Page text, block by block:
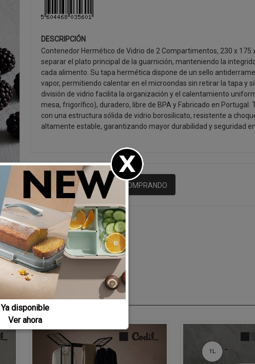
DESCRIPCIÓN
Contenedor Hermético de Vidrio de 2 Compartimentos, 230 x 175
separar el plato principal de la guarnición, manteniendo la
cada alimento. Su tapa hermética dispone de un sello
vapor, permitiendo calentar en el microondas sin retirar la tapa y
división de vidrio facilita la organización y el calentamiento
mesa, frigorífico), duradero, libre de BPA y Fabricado en Portugal.
con una estructura sólida de vidrio borosilicato, resistente a
altamente estable, garantizando mayor durabilidad y seguridad en
SEGUIR COMPRANDO
Ya disponible
Ver ahora